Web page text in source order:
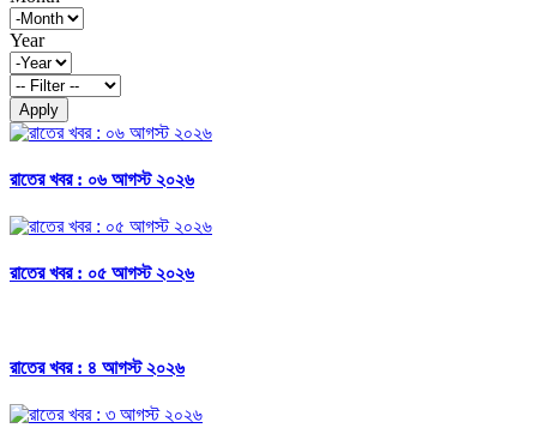
Year
Apply
রাতের খবর : ০৬ আগস্ট ২০২৬
রাতের খবর : ০৫ আগস্ট ২০২৬
রাতের খবর : ৪ আগস্ট ২০২৬